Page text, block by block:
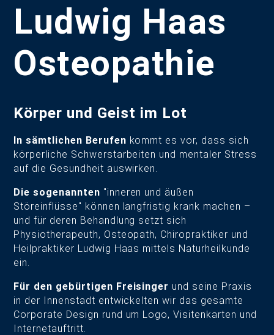
Ludwig Haas
Osteopathie
Körper und Geist im Lot
In sämtlichen Berufen kommt es vor, dass sich
körperliche Schwerstarbeiten und mentaler Stress
auf die Gesundheit auswirken.
Die sogenannten "inneren und äußen
Störeinflüsse" können langfristig krank machen –
und für deren Behandlung setzt sich
Physiotherapeuth, Osteopath, Chiropraktiker und
Heilpraktiker Ludwig Haas mittels Naturheilkunde
ein.
Für den gebürtigen Freisinger und seine Praxis
in der Innenstadt entwickelten wir das gesamte
Corporate Design rund um Logo, Visitenkarten und
Internetauftritt.